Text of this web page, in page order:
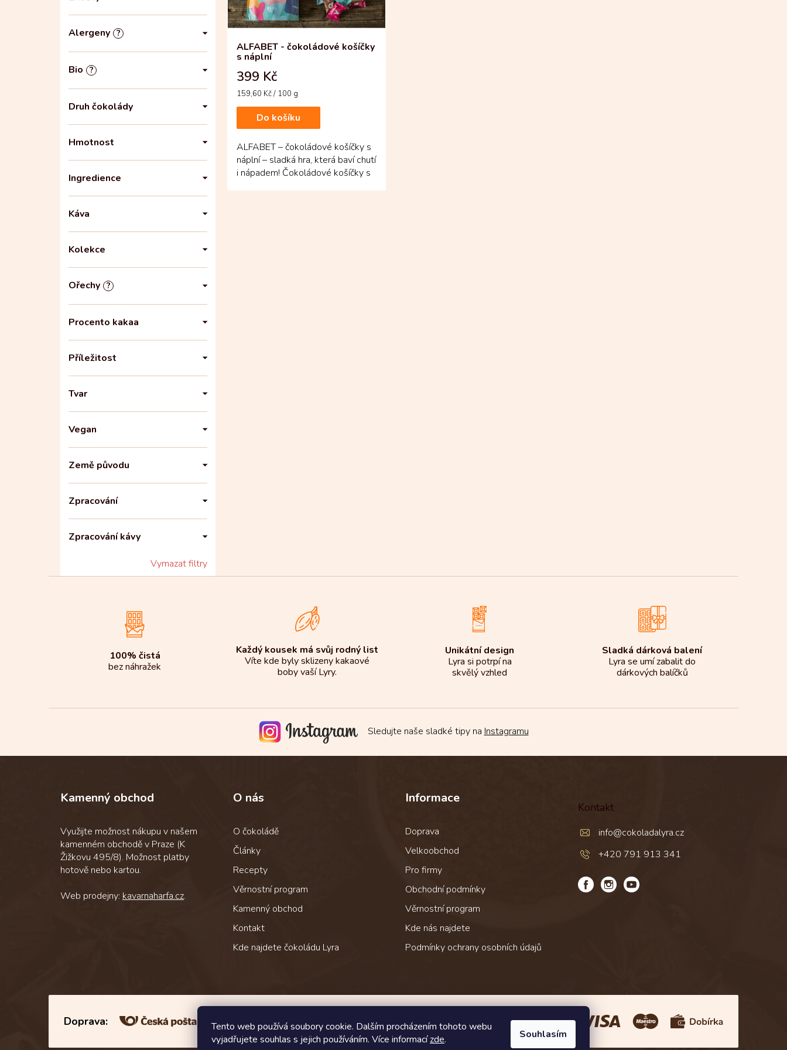
Tento web používá soubory cookie. Dalším procházením tohoto webu
vyjadřujete souhlas s jejich používáním. Více informacízde. Souhlasím
Alergeny ?
Bio ?
Druh čokolády
Hmotnost
Ingredience
Káva
Kolekce
Ořechy ?
Procento kakaa
Příležitost
Tvar
Vegan
Země původu
Zpracování
Zpracování kávy
Vymazat filtry
o
d
u
ALFABET - čokoládové košíčky
s náplní
399 Kč
Měrná
159,60 Kč / 100 g
Do košíku
ALFABET – čokoládové košíčky s
náplní – sladká hra, která baví chutí
i nápadem! Čokoládové košíčky s
100% čistá
bez náhražek
Každý kousek má svůj rodný list
Víte kde byly sklizeny kakaové
boby vaší Lyry.
Unikátní design
Lyra si potrpí na
skvělý vzhled
Sladká dárková balení
Lyra se umí zabalit do
dárkových balíčků
Sledujte naše sladké tipy na Instagramu
Kamenný obchod
Využijte možnost nákupu v našem
kamenném obchodě v Praze (K
Žižkovu 495/8). Možnost platby
hotově nebo kartou.
Web prodejny: kavarnaharfa.cz.
O nás
O čokoládě
Články
Recepty
Věrnostní program
Kamenný obchod
Kontakt
Kde najdete čokoládu Lyra
Informace
Doprava
Velkoobchod
Pro firmy
Obchodní podmínky
Věrnostní program
Kde nás najdete
Podmínky ochrany osobních údajů
Kontakt
info@cokoladalyra.cz
+420 791 913 341
Doprava: Jak čokoládu přepravujeme Platba: